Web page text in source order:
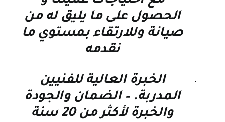
الحصول على ما يليق له من
صيانة وللارتقاء بمستوي ما
نقدمه
الخبرة العالية للفنيين
المدربة. – الضمان والجودة
والخبرة لأكثر من 20 سنة